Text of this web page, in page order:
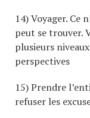
14) Voyager. Ce
peut se trouver.
plusieurs
perspectives
15) Prendre
refuser les